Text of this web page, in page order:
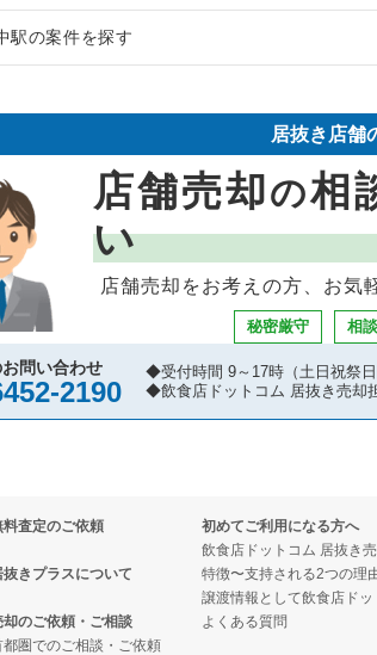
区の飲食店の居抜き売却物件の案件一覧
飲食店の居抜き売却物件の案件一覧
飲食店の居抜き売却物件の案件一覧
の飲食店の居抜き売却物件の案件一覧
食店の居抜き売却物件の案件一覧
区の飲食店の居抜き売却物件の案件一覧
食店の居抜き売却物件の案件一覧
野区の飲食店の居抜き売却物件の案件一覧
飲食店の居抜き売却物件の案件一覧
食店の居抜き売却物件の案件一覧
ーメンの居抜き売却物件の案件一覧
タリア料理の居抜き売却物件の案件一覧
華の居抜き売却物件の案件一覧
ば・うどんの居抜き売却物件の案件一覧
司の居抜き売却物件の案件一覧
肉の居抜き売却物件の案件一覧
板焼き・お好み焼の居抜き売却物件の案件一覧
フェの居抜き売却物件の案件一覧
イクアウトの居抜き売却物件の案件一覧
弁当・惣菜・デリの居抜き売却物件の案件一覧
駅の案件を探す
板焼き・お好み焼の居抜き売却物件の案件一覧
フェの居抜き売却物件の案件一覧
酒屋・ダイニングバーの居抜き売却物件の案件
食の居抜き売却物件の案件一覧
の他の居抜き売却物件の案件一覧
居抜き店舗
店舗売却の相
い
店舗売却をお考えの方、お気
秘密厳守 相
問い合わせ
2190
◆受付時間 9～17時（土日祝祭日
◆飲食店ドットコム 居抜き売却
料査定のご依頼
抜きプラスについて
却のご依頼・ご相談
都圏でのご相談・ご依頼
初めてご利用になる方へ
飲食店ドットコム 居抜き
特徴〜支持される2つの理
譲渡情報として飲食店ド
よくある質問